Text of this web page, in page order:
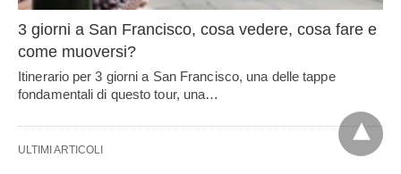
3 giorni a San Francisco, cosa vedere, cosa fare e
come muoversi?
Itinerario per 3 giorni a San Francisco, una delle tappe
fondamentali di questo tour, una…
ULTIMI ARTICOLI